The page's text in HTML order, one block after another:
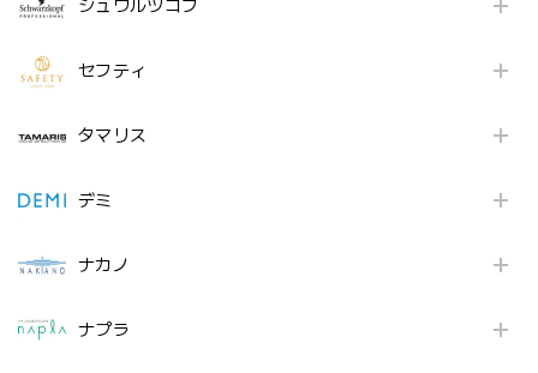
シュワルツコフ
セフティ
タマリス
デミ
ナカノ
ナプラ